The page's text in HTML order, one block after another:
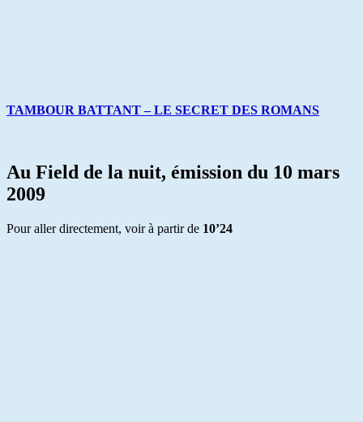
TAMBOUR BATTANT – LE SECRET DES ROMANS
Au Field de la nuit, émission du 10 mars
2009
Pour aller directement, voir à partir de 10’24